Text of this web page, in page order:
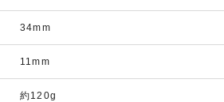
34mm
11mm
約120g